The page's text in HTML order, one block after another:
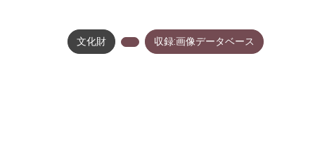
文化財 収録:画像データベース